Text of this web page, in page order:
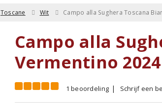
Toscane Wit Campo alla Sughera Toscana
Campo alla
Vermentino 2024
1 beoordeling Schrijf een